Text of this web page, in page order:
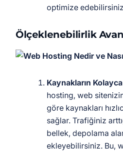
optimize
Ölçeklenebilirlik
Kaynakların
hosting, web
göre kaynakları
sağlar. Trafiğiniz
bellek, depolama
ekleyebilirsiniz. Bu,